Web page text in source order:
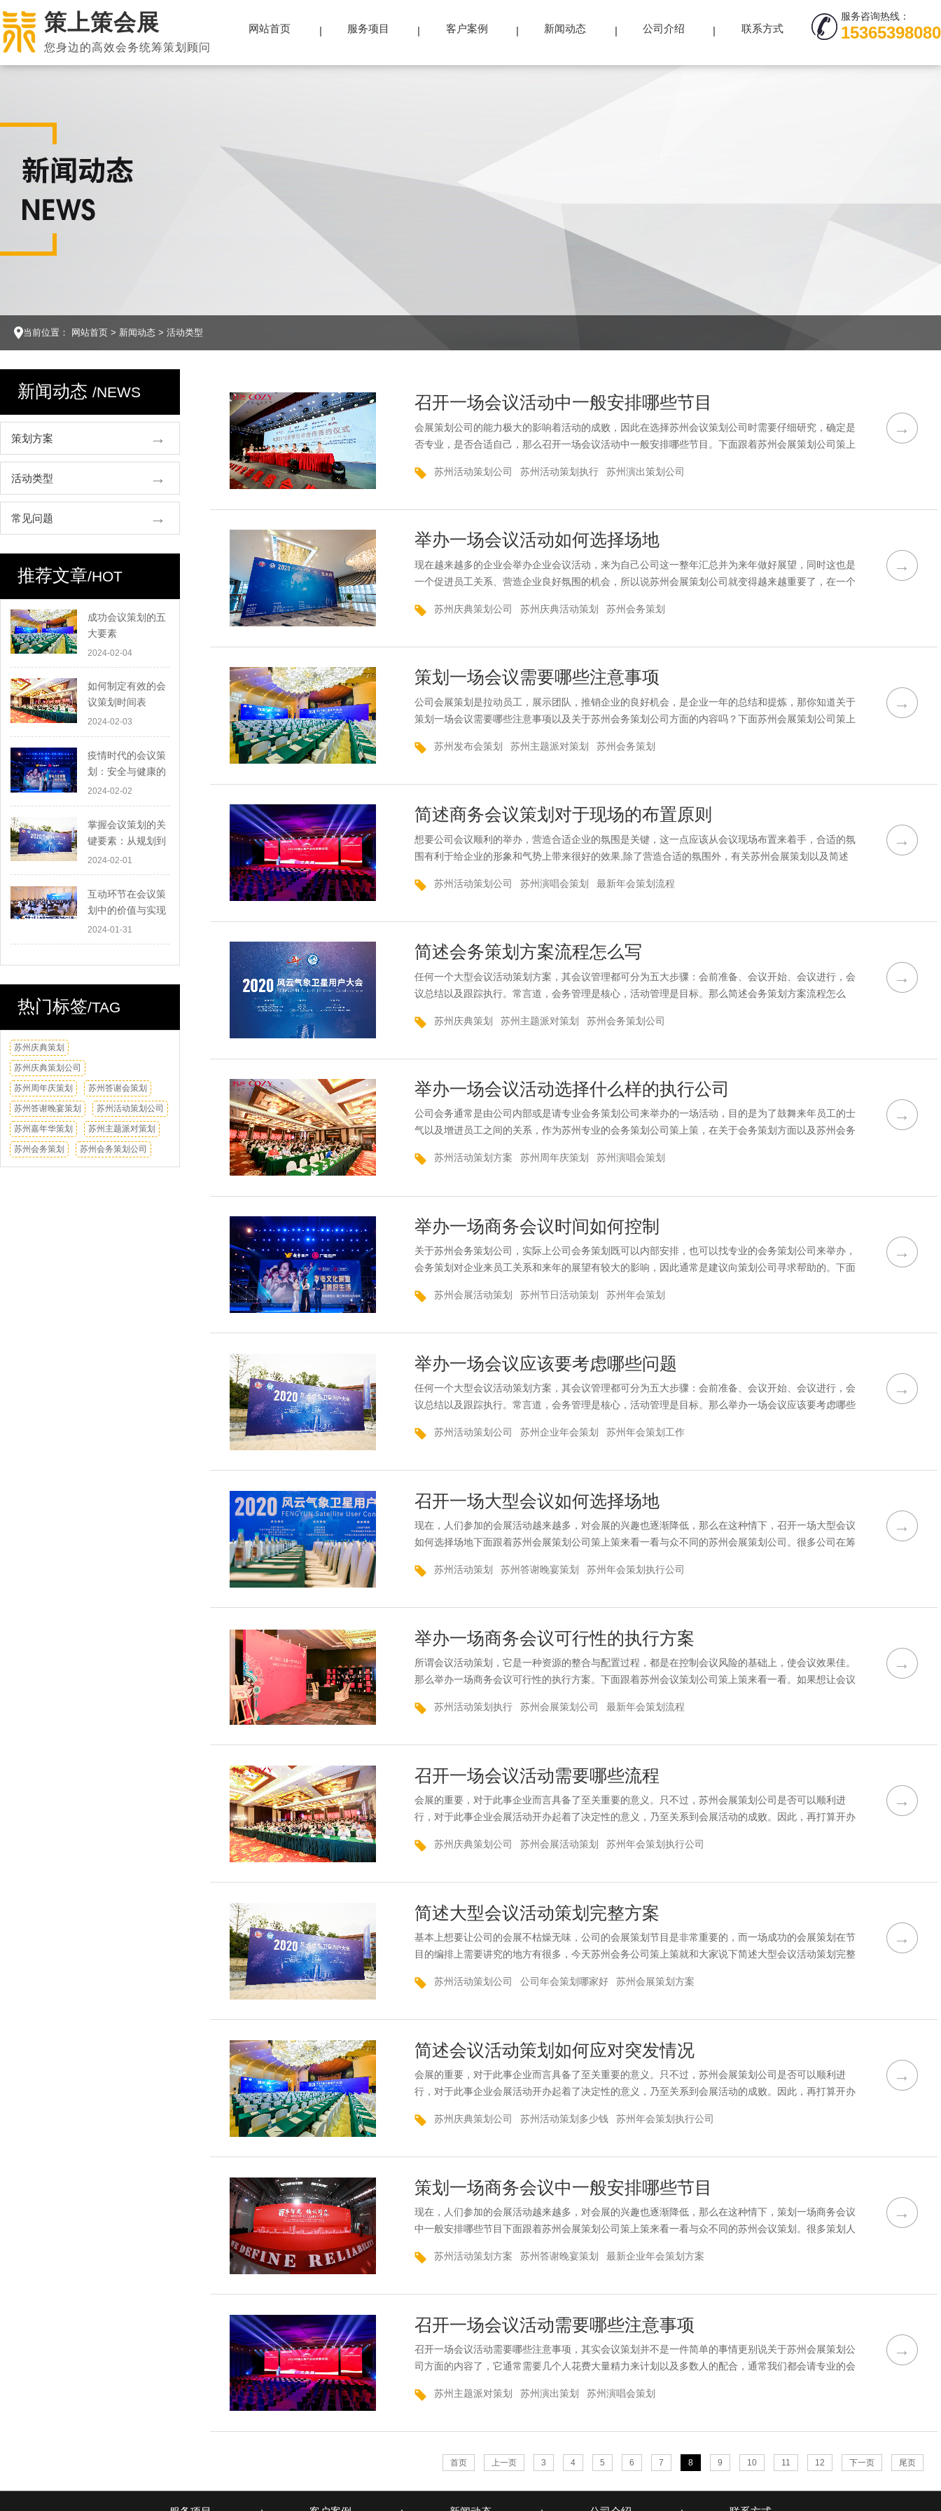
策上策会展
您身边的高效会务统筹策划顾问
服务咨询热线：
15365398080
网站首页 服务项目 客户案例 新闻动态 公司介绍 联系方式
当前位置： 网站首页> 新闻动态> 活动类型
新闻动态 /NEWS
策划方案
活动类型
常见问题
推荐文章/HOT
成功会议策划的五
大要素
2024-02-04
如何制定有效的会
议策划时间表
2024-02-03
疫情时代的会议策
划：安全与健康的
首要考虑
2024-02-02
掌握会议策划的关
键要素：从规划到
执行
2024-02-01
互动环节在会议策
划中的价值与实现
2024-01-31
热门标签/TAG
苏州庆典策划
苏州庆典策划公司
苏州周年庆策划 苏州答谢会策划
苏州答谢晚宴策划 苏州活动策划公司
苏州嘉年华策划 苏州主题派对策划
苏州会务策划 苏州会务策划公司
→
召开一场会议活动中一般安排哪些节目
会展策划公司的能力极大的影响着活动的成败，因此在选择苏州会议策划公司时需要仔细研究，确定是
否专业，是否合适自己，那么召开一场会议活动中一般安排哪些节目。下面跟着苏州会展策划公司策上
通等各个阶段都得到自己想要的东西。此外,也需要处理紧急事件可能发生在任何时间和地点,如发言人
了更...
苏州活动策划公司 苏州活动策划执行 苏州演出策划公司
→
举办一场会议活动如何选择场地
现在越来越多的企业会举办企业会议活动，来为自己公司这一整年汇总并为来年做好展望，同时这也是
一个促进员工关系、营造企业良好氛围的机会，所以说苏州会展策划公司就变得越来越重要了，在一个
视。舞台入口或通道通过使用一个独特的通道整合到舞台中。充足的光线和曲线的通道设计具有显著的
观众带来了特...
苏州庆典策划公司 苏州庆典活动策划 苏州会务策划
→
策划一场会议需要哪些注意事项
公司会展策划是拉动员工，展示团队，推销企业的良好机会，是企业一年的总结和提炼，那你知道关于
策划一场会议需要哪些注意事项以及关于苏州会务策划公司方面的内容吗？下面苏州会展策划公司策上
负责特别的工作，这样可以做到分工明确，提高工作效率。我们可以先制定一个计划，然后确定时间、
企业结构...
苏州发布会策划 苏州主题派对策划 苏州会务策划
→
简述商务会议策划对于现场的布置原则
想要公司会议顺利的举办，营造合适企业的氛围是关键，这一点应该从会议现场布置来着手，合适的氛
围有利于给企业的形象和气势上带来很好的效果,除了营造合适的氛围外，有关苏州会展策划以及简述
述商务会议策划对于现场的布置原则。今天的企业发展方向也不同，很多企业的文化底蕴也有很大的不
定主题的方...
苏州活动策划公司 苏州演唱会策划 最新年会策划流程
→
简述会务策划方案流程怎么写
任何一个大型会议活动策划方案，其会议管理都可分为五大步骤：会前准备、会议开始、会议进行，会
议总结以及跟踪执行。常言道，会务管理是核心，活动管理是目标。那么简述会务策划方案流程怎么
是基本也是关键的。“一切以客户为中心”是大多数会议策划公司的宣言，也是大多数会议策划公司努力
际上是非常...
苏州庆典策划 苏州主题派对策划 苏州会务策划公司
→
举办一场会议活动选择什么样的执行公司
公司会务通常是由公司内部或是请专业会务策划公司来举办的一场活动，目的是为了鼓舞来年员工的士
气以及增进员工之间的关系，作为苏州专业的会务策划公司策上策，在关于会务策划方面以及苏州会务
样的执行公司。很多策划人员在设计企业会务节目时，为了渲染会务气氛，对会务节目进行重新分配，
如果你想做...
苏州活动策划方案 苏州周年庆策划 苏州演唱会策划
→
举办一场商务会议时间如何控制
关于苏州会务策划公司，实际上公司会务策划既可以内部安排，也可以找专业的会务策划公司来举办，
会务策划对企业来员工关系和来年的展望有较大的影响，因此通常是建议向策划公司寻求帮助的。下面
办会议的需求，这是基本也是关键的。“一切以客户为中心”是大多数会议策划公司的宣言，也是大多数
就能做到...
苏州会展活动策划 苏州节日活动策划 苏州年会策划
→
举办一场会议应该要考虑哪些问题
任何一个大型会议活动策划方案，其会议管理都可分为五大步骤：会前准备、会议开始、会议进行，会
议总结以及跟踪执行。常言道，会务管理是核心，活动管理是目标。那么举办一场会议应该要考虑哪些
会务气氛，对会务节目进行重新分配，在执行会务节目时喜欢穿插相应的企业文化特色。会务的程序流
划或者邀请...
苏州活动策划公司 苏州企业年会策划 苏州年会策划工作
→
召开一场大型会议如何选择场地
现在，人们参加的会展活动越来越多，对会展的兴趣也逐渐降低，那么在这种情下，召开一场大型会议
如何选择场地下面跟着苏州会展策划公司策上策来看一看与众不同的苏州会展策划公司。很多公司在筹
场的气氛。特别是精心策划、精心构造的舞台背板，能直接营造会场的恢弘气氛和欢乐祥和的气氛。加
年会活动...
苏州活动策划 苏州答谢晚宴策划 苏州年会策划执行公司
→
举办一场商务会议可行性的执行方案
所谓会议活动策划，它是一种资源的整合与配置过程，都是在控制会议风险的基础上，使会议效果佳。
那么举办一场商务会议可行性的执行方案。下面跟着苏州会议策划公司策上策来看一看。如果想让会议
制定一个计划，然后确定时间、地点、人员、活动、过程等。然后通过领导的审查，指挥实施和规划岗
答谢客户、...
苏州活动策划执行 苏州会展策划公司 最新年会策划流程
→
召开一场会议活动需要哪些流程
会展的重要，对于此事企业而言具备了至关重要的意义。只不过，苏州会展策划公司是否可以顺利进
行，对于此事企业会展活动开办起着了决定性的意义，乃至关系到会展活动的成败。因此，再打算开办
司策上策就和大家详细说下召开一场会议活动需要哪些流程。一个专业的会议主题一定很精彩。会议的
议有意想不到...
苏州庆典策划公司 苏州会展活动策划 苏州年会策划执行公司
→
简述大型会议活动策划完整方案
基本上想要让公司的会展不枯燥无味，公司的会展策划节目是非常重要的，而一场成功的会展策划在节
目的编排上需要讲究的地方有很多，今天苏州会务公司策上策就和大家说下简述大型会议活动策划完整
图片或文字是否合适?一系列的问题需要提前检查。不允许在会展活动当天突然发现年会设备存在质量
功能，可...
苏州活动策划公司 公司年会策划哪家好 苏州会展策划方案
→
简述会议活动策划如何应对突发情况
会展的重要，对于此事企业而言具备了至关重要的意义。只不过，苏州会展策划公司是否可以顺利进
行，对于此事企业会展活动开办起着了决定性的意义，乃至关系到会展活动的成败。因此，再打算开办
划公司策上策就和大家详细说下简述会议活动策划如何应对突发情况。很多策划人员在设计企业会务节
色。会务的程序...
苏州庆典策划公司 苏州活动策划多少钱 苏州年会策划执行公司
→
策划一场商务会议中一般安排哪些节目
现在，人们参加的会展活动越来越多，对会展的兴趣也逐渐降低，那么在这种情下，策划一场商务会议
中一般安排哪些节目下面跟着苏州会展策划公司策上策来看一看与众不同的苏州会议策划。很多策划人
相应的企业文化特色。会务的程序流程很复杂，但它是一件很简单的事情。如果你想做一个有创意的设
展的安排...
苏州活动策划方案 苏州答谢晚宴策划 最新企业年会策划方案
→
召开一场会议活动需要哪些注意事项
召开一场会议活动需要哪些注意事项，其实会议策划并不是一件简单的事情更别说关于苏州会展策划公
司方面的内容了，它通常需要几个人花费大量精力来计划以及多数人的配合，通常我们都会请专业的会
是不可否认的，不仅公司会展是这样安排的，各种教学也是如此。如何安排公司会展，确保因材施教?
工自己汇报...
苏州主题派对策划 苏州演出策划 苏州演唱会策划
首页 上一页 3 4 5 6 7 8 9 10 11 12 下一页 尾页